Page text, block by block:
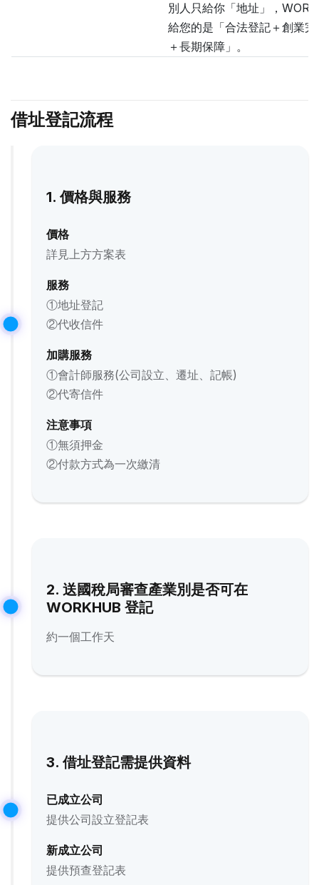
別人只給你「地址」，
給您的是「合法登記＋創業
＋長期保障」。
借址登記流程
1. 價格與服務
價格
詳見上方方案表
服務
①地址登記
②代收信件
加購服務
①會計師服務(公司設立、遷址、記帳)
②代寄信件
注意事項
①無須押金
②付款方式為一次繳清
2. 送國稅局審查產業別是否可在
WORKHUB 登記
約一個工作天
3. 借址登記需提供資料
已成立公司
提供公司設立登記表
新成立公司
提供預查登記表